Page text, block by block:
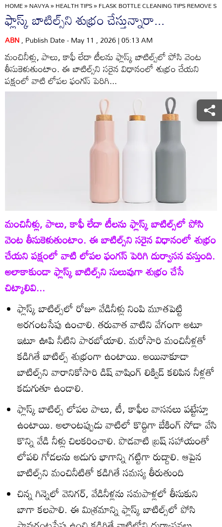
HOME»NAVYA»HEALTH TIPS»FLASK BOTTLE CLEANING TIPS REMOVE
ఫ్లాస్క్‌ బాటిల్స్‌ని శుభ్రం చేస్తున్నారా...
ABN, Publish Date - May 11 , 2026 | 05:13 AM
మంచినీళ్లు, పాలు, కాఫీ లేదా టీలను ఫ్లాస్క్‌ బాటిల్స్‌లో పోసి వెంట
తీసుకెళుతుంటాం. ఈ బాటిల్స్‌ని సరైన విధానంలో శుభ్రం చేయని
పక్షంలో వాటి లోపల ఫంగస్‌ పెరిగి...
మంచినీళ్లు, పాలు, కాఫీ లేదా టీలను ఫ్లాస్క్‌ బాటిల్స్‌లో పోసి
వెంట తీసుకెళుతుంటాం. ఈ బాటిల్స్‌ని సరైన విధానంలో శుభ్రం
చేయని పక్షంలో వాటి లోపల ఫంగస్‌ పెరిగి దుర్వాసన వస్తుంది.
అలాకాకుండా ఫ్లాస్క్‌ బాటిల్స్‌ని సులువుగా శుభ్రం చేసే
చిట్కాలివి...
ఫ్లాస్క్‌ బాటిల్స్‌లో రోజూ వేడినీళ్లు నింపి మూతపెట్టి
అరగంటసేపు ఉంచాలి. తరువాత వాటిని వేగంగా అటూ
ఇటూ ఊపి నీటిని పారబోయాలి. మరోసారి మంచినీళ్లతో
కడిగితే బాటిల్స్‌ శుభ్రంగా ఉంటాయి. అయినాకూడా
బాటిల్స్‌ని వారానికోసారి డిష్‌ వాషింగ్‌ లిక్విడ్‌ కలిపిన నీళ్లతో
కడుగుతూ ఉండాలి.
ఫ్లాస్క్‌ బాటిల్స్‌ లోపల పాలు, టీ, కాఫీల వాసనలు పట్టేస్తూ
ఉంటాయి. అలాంటప్పుడు వాటిలో కొద్దిగా బేకింగ్‌ సోడా వేసి
కొన్ని వేడి నీళ్లు చిలకరించాలి. పొడవాటి బ్రష్‌ సహాయంతో
లోపలి గోడలను అడుగు భాగాన్ని గట్టిగా రుద్దాలి. ఆపైన
బాటిల్స్‌ని మంచినీటితో కడిగితే సమస్య తీరుతుంది
చిన్న గిన్నెలో వెనిగర్‌, వేడినీళ్లను సమపాళ్లలో తీసుకుని
బాగా కలపాలి. ఈ మిశ్రమాన్ని ఫ్లాస్క్‌ బాటిల్స్‌లో పోసి